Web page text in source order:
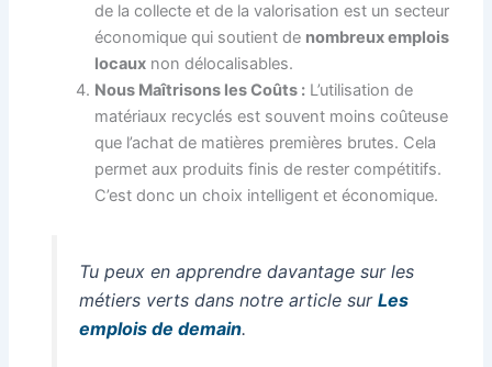
de la collecte et de la valorisation est un secteur
économique qui soutient de nombreux emplois
locaux non délocalisables.
Nous Maîtrisons les Coûts : L’utilisation de
matériaux recyclés est souvent moins coûteuse
que l’achat de matières premières brutes. Cela
permet aux produits finis de rester compétitifs.
C’est donc un choix intelligent et économique.
Tu peux en apprendre davantage sur les
métiers verts dans notre article sur Les
emplois de demain.